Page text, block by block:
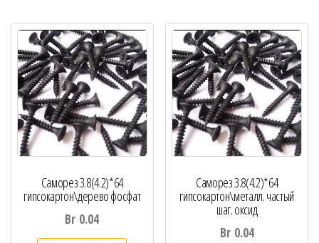
Саморез 3.8(4.2)*64
гипсокартон\дерево фосфат
Br 0.04
Саморез 3.8(4.2)*64
гипсокартон\металл. частый
шаг. оксид
Br 0.04